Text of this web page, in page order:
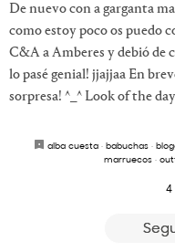
De nuevo con a garganta
como estoy poco os puedo
C&A a Amberes y debió de
lo pasé genial! jjajjaa En
sorpresa! ^_^ Look of the
alba cuesta · babuchas ·
marruecos ·
4